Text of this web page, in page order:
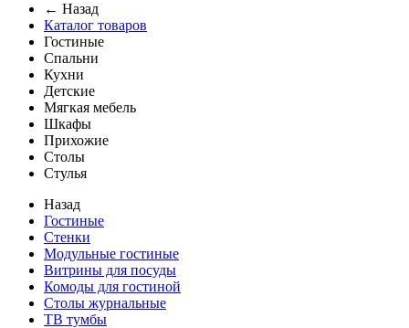
← Назад
Каталог товаров
Гостиные
Спальни
Кухни
Детские
Мягкая мебель
Шкафы
Прихожие
Столы
Стулья
Назад
Гостиные
Стенки
Модульные гостиные
Витрины для посуды
Комоды для гостиной
Столы журнальные
ТВ тумбы